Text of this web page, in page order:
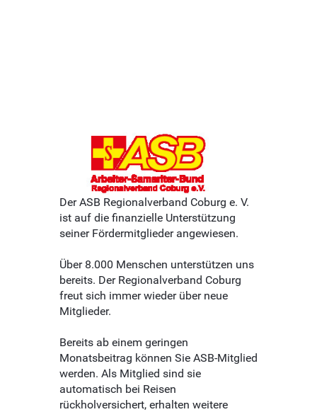
Der ASB Regionalverband Coburg e. V.
ist auf die finanzielle Unterstützung
seiner Fördermitglieder angewiesen.
Über 8.000 Menschen unterstützen uns
bereits. Der Regionalverband Coburg
freut sich immer wieder über neue
Mitglieder.
Bereits ab einem geringen
Monatsbeitrag können Sie ASB-Mitglied
werden. Als Mitglied sind sie
automatisch bei Reisen
rückholversichert, erhalten weitere